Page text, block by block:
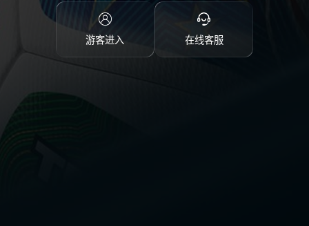
游客进入 在线客服